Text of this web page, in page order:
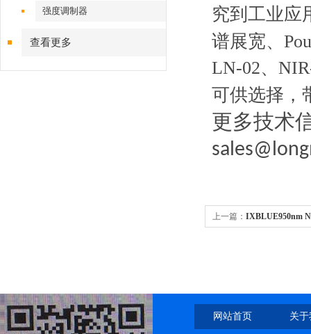
强度调制器
查看更多
究到工业应
谱展宽、
LN-02、
可供选择，
更多技术
上一篇： IXBLUE950nm
网站首页 关